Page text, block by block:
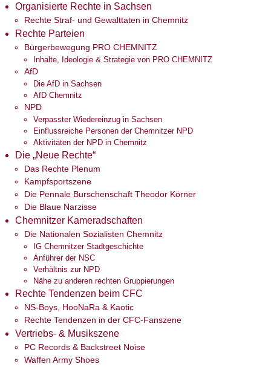
Organisierte Rechte in Sachsen
Rechte Straf- und Gewalttaten in Chemnitz
Rechte Parteien
Bürgerbewegung PRO CHEMNITZ
Inhalte, Ideologie & Strategie von PRO CHEMNITZ
AfD
Die AfD in Sachsen
AfD Chemnitz
NPD
Verpasster Wiedereinzug in Sachsen
Einflussreiche Personen der Chemnitzer NPD
Aktivitäten der NPD in Chemnitz
Die „Neue Rechte“
Das Rechte Plenum
Kampfsportszene
Die Pennale Burschenschaft Theodor Körner
Die Blaue Narzisse
Chemnitzer Kameradschaften
Die Nationalen Sozialisten Chemnitz
IG Chemnitzer Stadtgeschichte
Anführer der NSC
Verhältnis zur NPD
Nähe zu anderen rechten Gruppierungen
Rechte Tendenzen beim CFC
NS-Boys, HooNaRa & Kaotic
Rechte Tendenzen in der CFC-Fanszene
Vertriebs- & Musikszene
PC Records & Backstreet Noise
Waffen Army Shoes